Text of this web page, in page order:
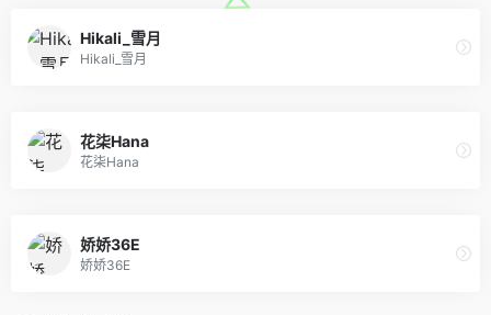
Hikali_雪月
Hikali_雪月
花柒Hana
花柒Hana
娇娇36E
娇娇36E